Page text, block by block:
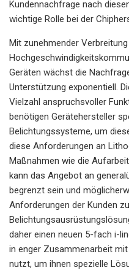
Kundennachfrage nach
wichtige Rolle bei der
Mit zunehmender
Geräten wächst die
Unterstützung exponentiell.
Vielzahl anspruchsvoller
benötigen Gerätehersteller
Belichtungssysteme, um
diese Anforderungen an
Maßnahmen wie die
kann das Angebot an
begrenzt sein und
Anforderungen der Kunden
daher einen neuen 5-fach i-
in enger Zusammenarbeit
nutzt, um ihnen spezielle